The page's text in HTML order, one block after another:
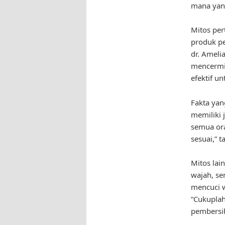
mana
Mitos
produk
dr.
efektif
Fakta
memiliki
semua
sesuai,”
Mitos
wajah,
mencuci